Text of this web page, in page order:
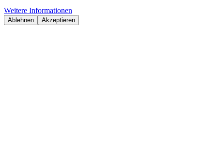
Weitere Informationen
Ablehnen Akzeptieren